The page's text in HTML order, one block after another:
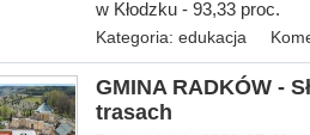
w Kłodzku - 93,33 proc.
Kategoria: edukacja
GMINA RADKÓW -
trasach